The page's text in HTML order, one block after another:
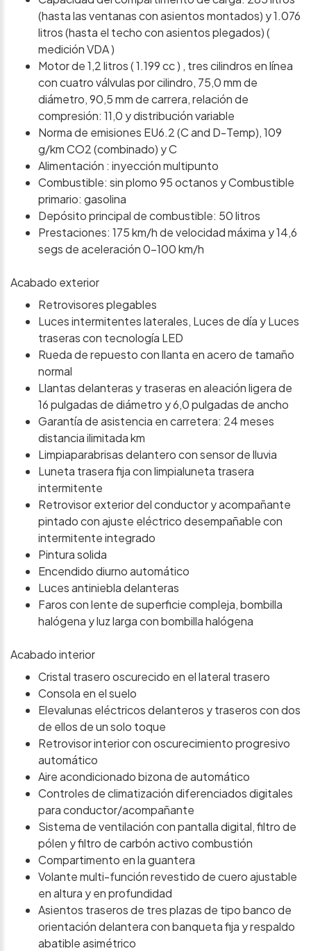
(hasta las ventanas con asientos montados) y 1.076
litros (hasta el techo con asientos plegados) (
medición VDA )
Motor de 1,2 litros ( 1.199 cc ) , tres cilindros en línea
con cuatro válvulas por cilindro, 75,0 mm de
diámetro, 90,5 mm de carrera, relación de
compresión: 11,0 y distribución variable
Norma de emisiones EU6.2 (C and D-Temp), 109
g/km CO2 (combinado) y C
Alimentación : inyección multipunto
Combustible: sin plomo 95 octanos y Combustible
primario: gasolina
Depósito principal de combustible: 50 litros
Prestaciones: 175 km/h de velocidad máxima y 14,6
segs de aceleración 0-100 km/h
Acabado exterior
Retrovisores plegables
Luces intermitentes laterales, Luces de día y Luces
traseras con tecnología LED
Rueda de repuesto con llanta en acero de tamaño
normal
Llantas delanteras y traseras en aleación ligera de
16 pulgadas de diámetro y 6,0 pulgadas de ancho
Garantía de asistencia en carretera: 24 meses
distancia ilimitada km
Limpiaparabrisas delantero con sensor de lluvia
Luneta trasera fija con limpialuneta trasera
intermitente
Retrovisor exterior del conductor y acompañante
pintado con ajuste eléctrico desempañable con
intermitente integrado
Pintura solida
Encendido diurno automático
Luces antiniebla delanteras
Faros con lente de superficie compleja, bombilla
halógena y luz larga con bombilla halógena
Acabado interior
Cristal trasero oscurecido en el lateral trasero
Consola en el suelo
Elevalunas eléctricos delanteros y traseros con dos
de ellos de un solo toque
Retrovisor interior con oscurecimiento progresivo
automático
Aire acondicionado bizona de automático
Controles de climatización diferenciados digitales
para conductor/acompañante
Sistema de ventilación con pantalla digital, filtro de
pólen y filtro de carbón activo combustión
Compartimento en la guantera
Volante multi-función revestido de cuero ajustable
en altura y en profundidad
Asientos traseros de tres plazas de tipo banco de
orientación delantera con banqueta fija y respaldo
abatible asimétrico